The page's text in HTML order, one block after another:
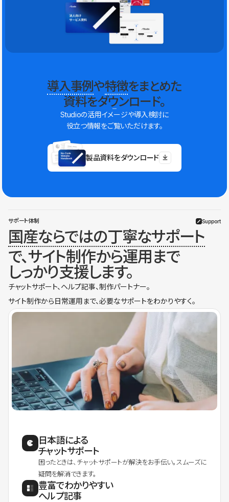
導入事例や特徴をまとめた
資料をダウンロード。
Studioの活用イメージや導入検討に
役立つ情報をご覧いただけます。
製品資料をダウンロード
サポート体制 Support
国産ならではの丁寧なサポート
で、サイト制作から運用まで
しっかり支援します。
チャットサポート、ヘルプ記事、制作パートナー。
サイト制作から日常運用まで、必要なサポートをわかりやすく。
日本語による
チャットサポート
困ったときは、チャットサポートが解決をお手伝い。スムーズに
疑問を解消できます。
豊富でわかりやすい
ヘルプ記事